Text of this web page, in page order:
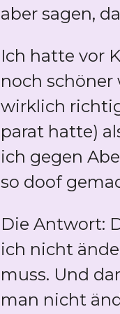
aber sagen,
Ich hatte vor
noch schöner
wirklich
parat hatte)
ich gegen
so doof
Die Antwort:
ich nicht
muss. Und
man nicht